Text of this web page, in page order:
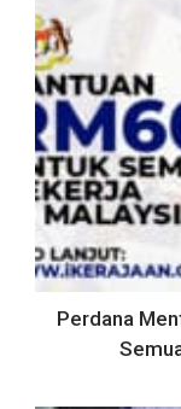
Perdana